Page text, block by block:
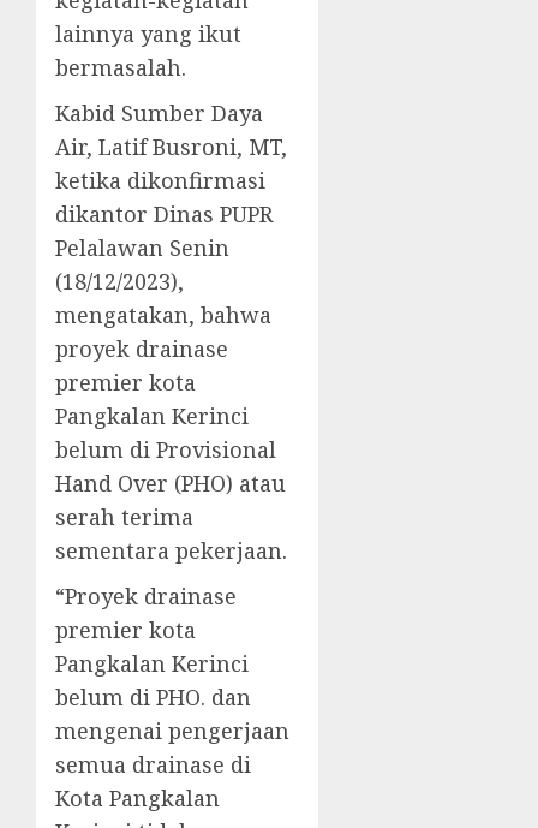
lainnya yang ikut
bermasalah.
Kabid Sumber Daya
Air, Latif Busroni, MT,
ketika dikonfirmasi
dikantor Dinas PUPR
Pelalawan Senin
(18/12/2023),
mengatakan, bahwa
proyek drainase
premier kota
Pangkalan Kerinci
belum di Provisional
Hand Over (PHO) atau
serah terima
sementara pekerjaan.
“Proyek drainase
premier kota
Pangkalan Kerinci
belum di PHO. dan
mengenai pengerjaan
semua drainase di
Kota Pangkalan